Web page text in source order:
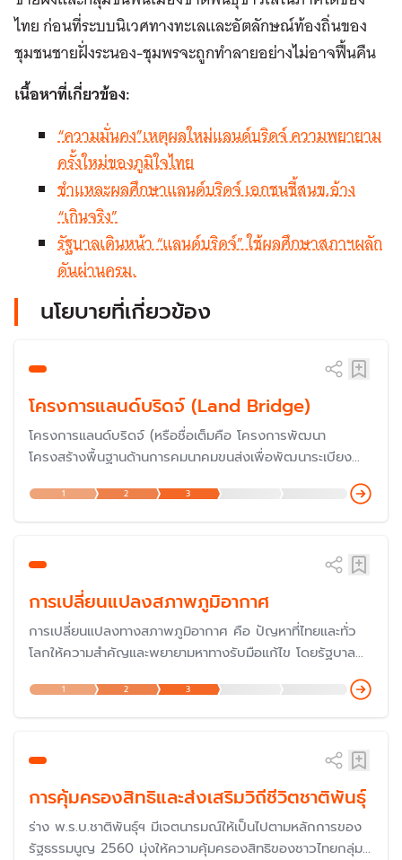
ไทย ก่อนที่ระบบนิเวศทางทะเลและอัตลักษณ์ท้องถิ่นของ
ชุมชนชายฝั่งระนอง-ชุมพรจะถูกทำลายอย่างไม่อาจฟื้นคืน
เนื้อหาที่เกี่ยวข้อง:
“ความมั่นคง”เหตุผลใหม่แลนด์บริดจ์ ความพยายาม
ครั้งใหม่ของภูมิใจไทย
ชำแหละผลศึกษาแลนด์บริดจ์ เอกชนชี้สนข.อ้าง
“เกินจริง”
รัฐบาลเดินหน้า “แลนด์บริดจ์” ใช้ผลศึกษาสภาฯผลัก
ดันผ่านครม.
นโยบายที่เกี่ยวข้อง
โครงการแลนด์บริดจ์ (Land Bridge)
โครงการแลนด์บริดจ์ (หรือชื่อเต็มคือ โครงการพัฒนา
โครงสร้างพื้นฐานด้านการคมนาคมขนส่งเพื่อพัฒนาระเบียง
อันดามัน) เป็นโครงการพัฒนาโครงสร้างพื้นฐานและบริการด้าน
คมนาคม เชื่อมโยง 2 ท่าเรือ เพื่อส่งเสริมการขนส่งทางน้ำ และ
1 2 3
การเปลี่ยนแปลงสภาพภูมิอากาศ
การเปลี่ยนแปลงทางสภาพภูมิอากาศ คือ ปัญหาที่ไทยและทั่ว
โลกให้ความสำคัญและพยายามหาทางรับมือแก้ไข โดยรัฐบาล
ประกาศสานต่อนโยบาย Carbon Neutrality (ความเป็นกลาง
ทางคาร์บอน) เพื่อให้ประเทศไทยเป็นผู้นำของอาเซียนในด้านการ
ลดการปล่อยก๊าซคาร์บอนไดออกไซด์ โดยในปี 2567 ได้เข้า
ประชาคมโลก
1 2 3
การคุ้มครองสิทธิและส่งเสริมวิถีชีวิตชาติพันธุ์
ร่าง พ.ร.บ.ชาติพันธุ์ฯ มีเจตนารมณ์ให้เป็นไปตามหลักการของ
รัฐธรรมนูญ 2560 มุ่งให้ความคุ้มครองสิทธิของชาวไทยกลุ่ม